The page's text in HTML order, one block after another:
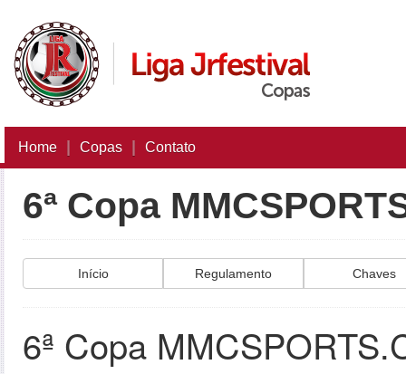
Home Copas Contato
6ª Copa
Início Regulamento Chaves
6ª Copa